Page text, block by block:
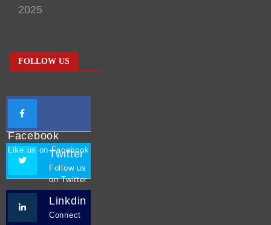
2025
FOLLOW US
Facebook
Like us on Facebook
Twitter
Follow us
on Twitter
Linkdin
Connect